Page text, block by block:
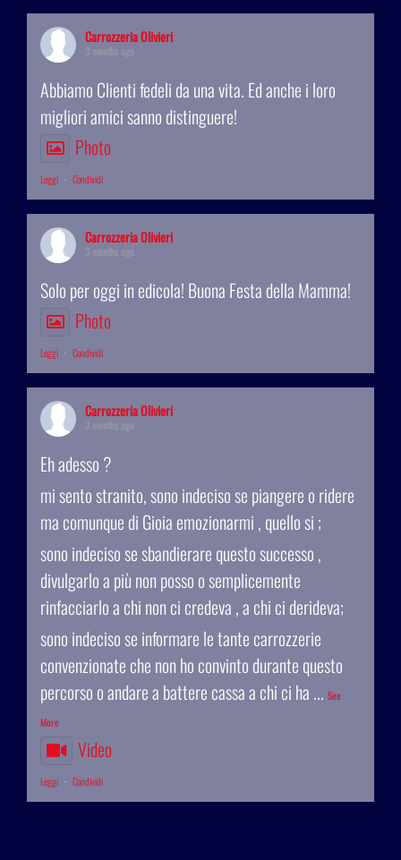
Carrozzeria Olivieri
Abbiamo Clienti fedeli da una vita. Ed anche i loro
migliori amici sanno distinguere!
Photo
Leggi · Condividi
Carrozzeria Olivieri
Solo per oggi in edicola! Buona Festa della Mamma!
Photo
Leggi · Condividi
Carrozzeria Olivieri
Eh adesso ?
mi sento stranito, sono indeciso se piangere o ridere
ma comunque di Gioia emozionarmi , quello si ;
sono indeciso se sbandierare questo successo ,
divulgarlo a più non posso o semplicemente
rinfacciarlo a chi non ci credeva , a chi ci derideva;
sono indeciso se informare le tante carrozzerie
convenzionate che non ho convinto durante questo
percorso o andare a battere cassa a chi ci ha ... See
More
Video
Leggi · Condividi